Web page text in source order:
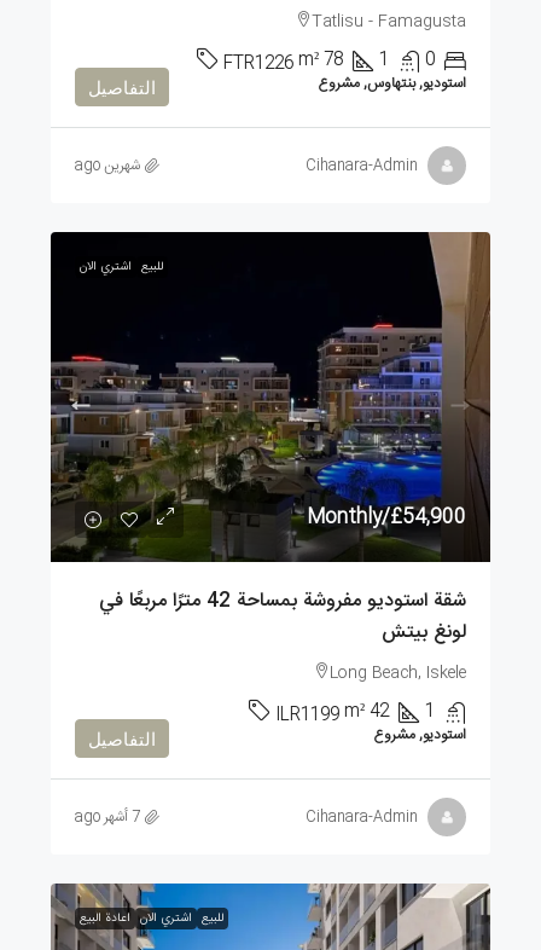
Tatlisu - Famagusta
0
1
78
m²
FTR1226
استوديو, بنتهاوس, مشروع التفاصيل
Cihanara-Admin شهرين ago
للبيع اشتري الان
£54,900
/Monthly
شقة استوديو مفروشة بمساحة 42 مترًا مربعًا في
لونغ بيتش
Long Beach, Iskele
1
42
m²
ILR1199
استوديو, مشروع التفاصيل
Cihanara-Admin 7 أشهر ago
للبيع اشتري الان اعادة البيع